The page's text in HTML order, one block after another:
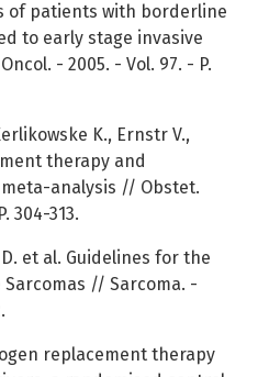
of patients with borderline
to early stage invasive
- 2005. - Vol. 97. - P.
K., Ernstr V.,
therapy and
analysis // Obstet.
304-313.
et al. Guidelines for the
// Sarcoma. -
replacement therapy